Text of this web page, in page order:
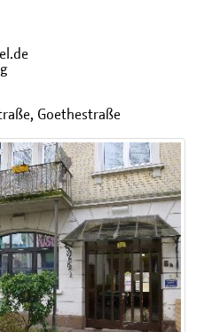
Goethestraße